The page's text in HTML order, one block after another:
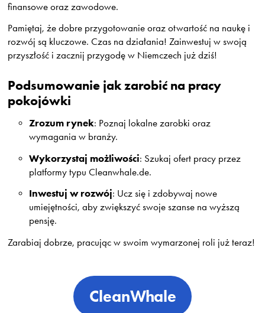
finansowe oraz zawodowe.
Pamiętaj, że dobre przygotowanie oraz otwartość na naukę i
rozwój są kluczowe. Czas na działania! Zainwestuj w swoją
przyszłość i zacznij przygodę w Niemczech już dziś!
Podsumowanie jak zarobić na pracy
pokojówki
Zrozum rynek: Poznaj lokalne zarobki oraz
wymagania w branży.
Wykorzystaj możliwości: Szukaj ofert pracy przez
platformy typu Cleanwhale.de.
Inwestuj w rozwój: Ucz się i zdobywaj nowe
umiejętności, aby zwiększyć swoje szanse na wyższą
pensję.
Zarabiaj dobrze, pracując w swoim wymarzonej roli już teraz!
CleanWhale